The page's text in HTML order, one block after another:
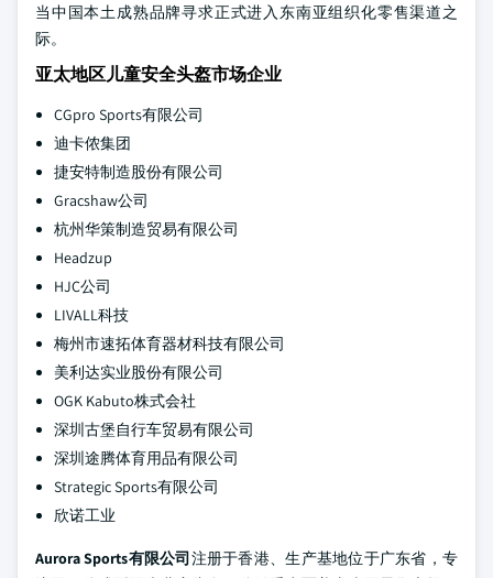
当中国本土成熟品牌寻求正式进入东南亚组织化零售渠道之
际。
亚太地区儿童安全头盔市场企业
CGpro Sports有限公司
迪卡侬集团
捷安特制造股份有限公司
Gracshaw公司
杭州华策制造贸易有限公司
Headzup
HJC公司
LIVALL科技
梅州市速拓体育器材科技有限公司
美利达实业股份有限公司
OGK Kabuto株式会社
深圳古堡自行车贸易有限公司
深圳途腾体育用品有限公司
Strategic Sports有限公司
欣诺工业
Aurora Sports有限公司注册于香港、生产基地位于广东省，专